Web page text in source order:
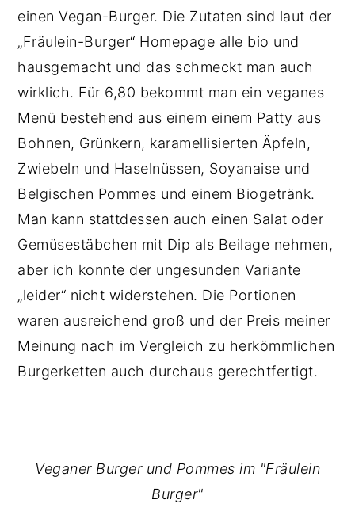
einen Vegan-Burger. Die Zutaten sind laut der
„Fräulein-Burger“ Homepage alle bio und
hausgemacht und das schmeckt man auch
wirklich. Für 6,80 bekommt man ein veganes
Menü bestehend aus einem einem Patty aus
Bohnen, Grünkern, karamellisierten Äpfeln,
Zwiebeln und Haselnüssen, Soyanaise und
Belgischen Pommes und einem Biogetränk.
Man kann stattdessen auch einen Salat oder
Gemüsestäbchen mit Dip als Beilage nehmen,
aber ich konnte der ungesunden Variante
„leider“ nicht widerstehen. Die Portionen
waren ausreichend groß und der Preis meiner
Meinung nach im Vergleich zu herkömmlichen
Burgerketten auch durchaus gerechtfertigt.
Veganer Burger und Pommes im "Fräulein
Burger"